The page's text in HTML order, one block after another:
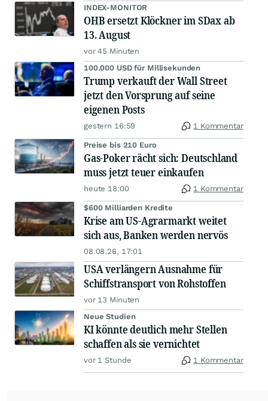
INDEX-MONITOR
OHB ersetzt Klöckner im SDax ab
13. August
vor 45 Minuten
100.000 USD für Millisekunden
Trump verkauft der Wall Street
jetzt den Vorsprung auf seine
eigenen Posts
gestern 16:59 1 Kommentar
Preise bis 210 Euro
Gas-Poker rächt sich: Deutschland
muss jetzt teuer einkaufen
heute 18:00 1 Kommentar
$600 Milliarden Kredite
Krise am US-Agrarmarkt weitet
sich aus, Banken werden nervös
08.08.26, 17:01
USA verlängern Ausnahme für
Schiffstransport von Rohstoffen
vor 13 Minuten
Neue Studien
KI könnte deutlich mehr Stellen
schaffen als sie vernichtet
vor 1 Stunde 1 Kommentar